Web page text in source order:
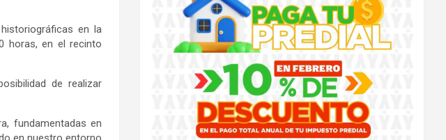
en la
horas, en el recinto
de realizar
fundamentadas en